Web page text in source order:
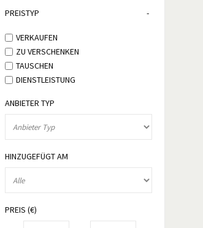
PREISTYP
VERKAUFEN
ZU VERSCHENKEN
TAUSCHEN
DIENSTLEISTUNG
ANBIETER TYP
HINZUGEFÜGT AM
PREIS (€)